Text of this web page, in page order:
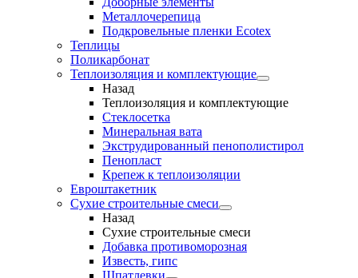
Металлочерепица
Подкровельные пленки Ecotex
Теплицы
Поликарбонат
Теплоизоляция и комплектующие
Назад
Теплоизоляция и комплектующие
Стеклосетка
Минеральная вата
Экструдированный пенополистирол
Пенопласт
Крепеж к теплоизоляции
Евроштакетник
Сухие строительные смеси
Назад
Сухие строительные смеси
Добавка противоморозная
Известь, гипс
Шпатлевки